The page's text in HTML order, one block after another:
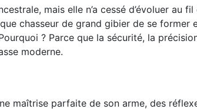
mais elle n’a cessé d’évoluer au
chasseur de grand gibier de se former
? Parce que la sécurité, la
moderne.
maîtrise parfaite de son arme, des